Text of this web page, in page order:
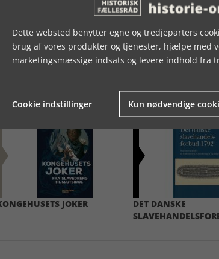
JOKER
DET DANSKE
Dette websted benytter egne og tredjeparters
brug af vores produkter og tjenester, hjælpe med
marketingsmæssige indsats og levere indhold fra
Cookie indstillinger Kun nødvendige